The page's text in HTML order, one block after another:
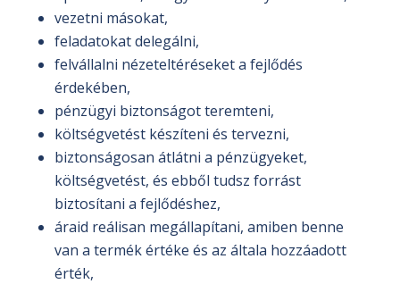
vezetni másokat,
feladatokat delegálni,
felvállalni nézeteltéréseket a fejlődés
érdekében,
pénzügyi biztonságot teremteni,
költségvetést készíteni és tervezni,
biztonságosan átlátni a pénzügyeket,
költségvetést, és ebből tudsz forrást
biztosítani a fejlődéshez,
áraid reálisan megállapítani, amiben benne
van a termék értéke és az általa hozzáadott
érték,